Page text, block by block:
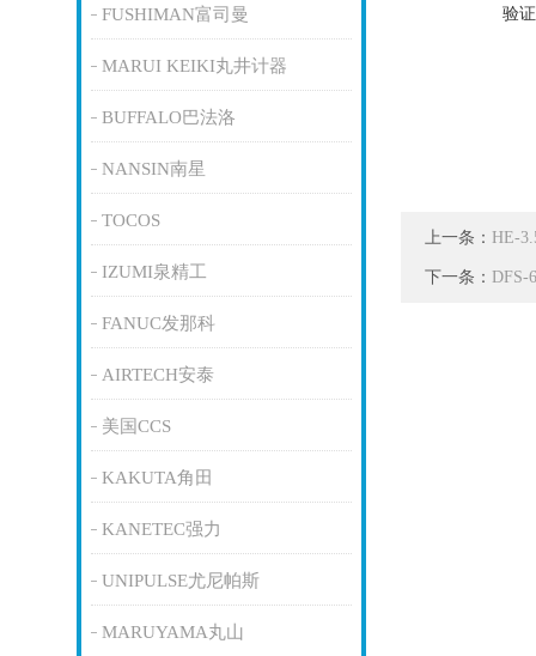
FUSHIMAN富司曼
MARUI KEIKI丸井计器
BUFFALO巴法洛
NANSIN南星
TOCOS
IZUMI泉精工
FANUC发那科
AIRTECH安泰
美国CCS
KAKUTA角田
KANETEC强力
UNIPULSE尤尼帕斯
MARUYAMA丸山
验
上一条： HE-
下一条： DFS-